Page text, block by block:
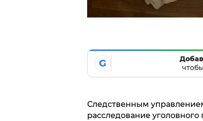
G
Следственным
расследование